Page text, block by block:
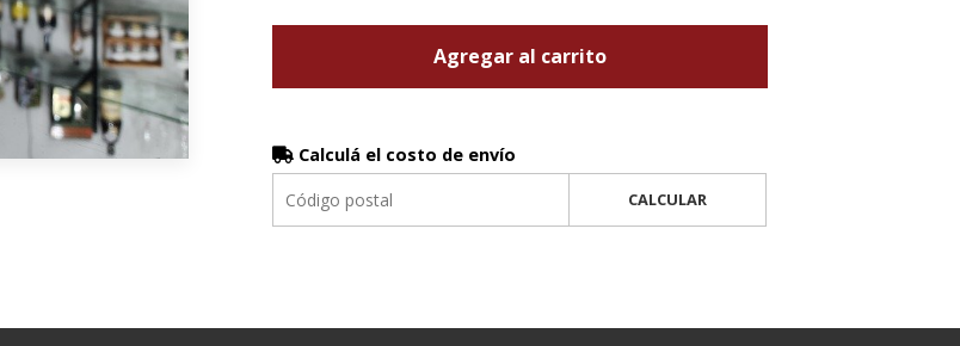
Agregar al carrito
Calculá el costo de envío
CALCULAR